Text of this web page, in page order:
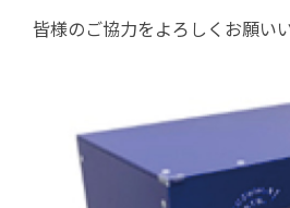
皆様のご協力をよろしくお願い